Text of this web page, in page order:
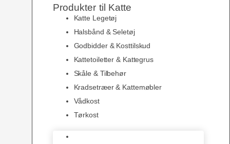
Produkter til Katte
Katte Legetøj
Halsbånd & Seletøj
Godbidder & Kosttilskud
Kattetoiletter & Kattegrus
Skåle & Tilbehør
Kradsetræer & Kattemøbler
Vådkost
Tørkost